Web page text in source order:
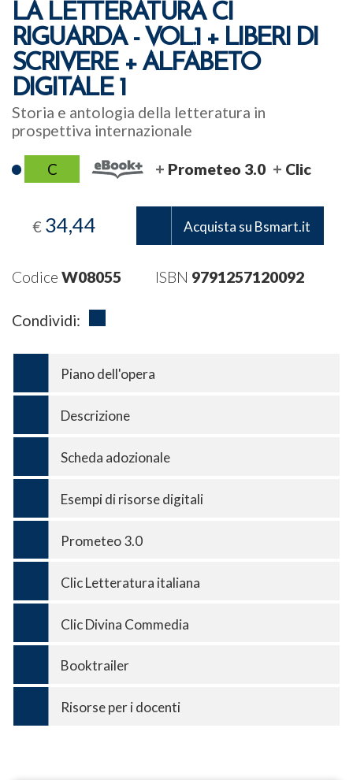
LA LETTERATURA CI
RIGUARDA - VOL.1 + LIBERI DI
SCRIVERE + ALFABETO
DIGITALE 1
Storia e antologia della letteratura in
prospettiva internazionale
C Prometeo 3.0 Clic
€ 34,44 Acquista su Bsmart.it
Codice W08055 ISBN 9791257120092
Condividi:
Piano dell'opera
Descrizione
Scheda adozionale
Esempi di risorse digitali
Prometeo 3.0
Clic Letteratura italiana
Clic Divina Commedia
Booktrailer
Risorse per i docenti